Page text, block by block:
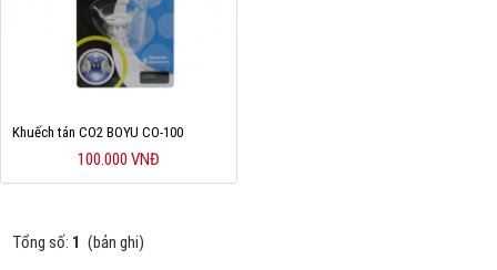
Khuếch tán CO2 BOYU CO-100
100.000 VNĐ
Tổng số: 1 (bản ghi)